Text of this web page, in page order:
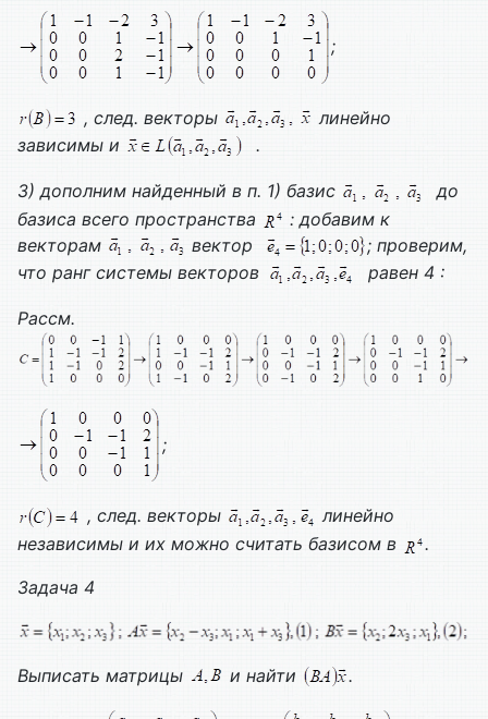
;
, след. векторы
линейно
зависимы и
.
3) дополним найденный в п. 1) базис
до
базиса всего пространства
: добавим к
векторам
вектор
; проверим,
что ранг системы векторов
равен 4 :
Рассм.
;
, след. векторы
линейно
независимы и их можно считать базисом в
.
Задача 4
Выписать матрицы и найти .